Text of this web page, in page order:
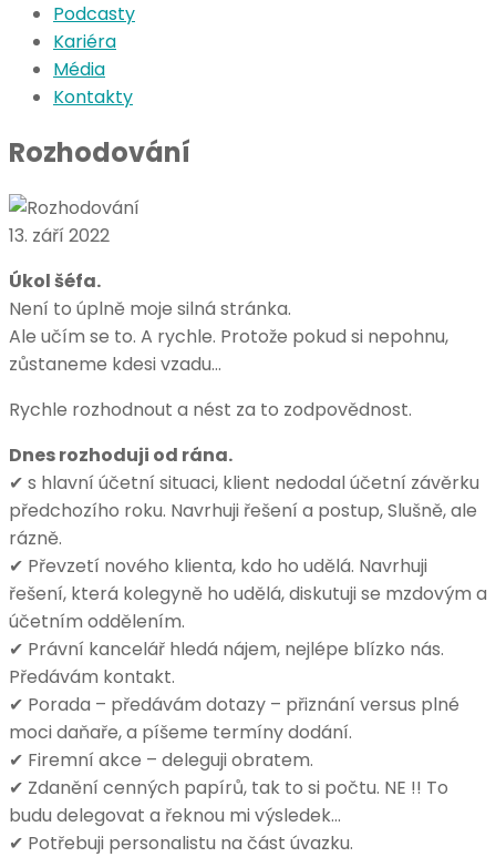
Podcasty
Kariéra
Média
Kontakty
Rozhodování
13. září 2022
Úkol šéfa.
Není to úplně moje silná stránka.
Ale učím se to. A rychle. Protože pokud si nepohnu,
zůstaneme kdesi vzadu…
Rychle rozhodnout a nést za to zodpovědnost.
Dnes rozhoduji od rána.
✔ s hlavní účetní situaci, klient nedodal účetní závěrku
předchozího roku. Navrhuji řešení a postup, Slušně, ale
rázně.
✔ Převzetí nového klienta, kdo ho udělá. Navrhuji
řešení, která kolegyně ho udělá, diskutuji se mzdovým a
účetním oddělením.
✔ Právní kancelář hledá nájem, nejlépe blízko nás.
Předávám kontakt.
✔ Porada – předávám dotazy – přiznání versus plné
moci daňaře, a píšeme termíny dodání.
✔ Firemní akce – deleguji obratem.
✔ Zdanění cenných papírů, tak to si počtu. NE !! To
budu delegovat a řeknou mi výsledek…
✔ Potřebuji personalistu na část úvazku.